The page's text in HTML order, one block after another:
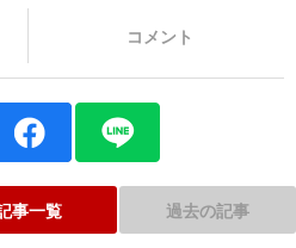
コメント
事一覧 過去の記事